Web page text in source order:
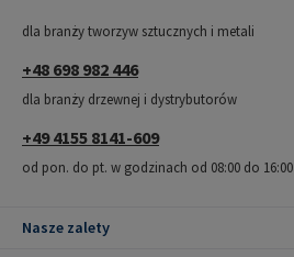
dla branży tworzyw sztucznych i metali
+48 698 982 446
dla branży drzewnej i dystrybutorów
+49 4155 8141-609
od pon. do pt. w godzinach od 08:00 do 16:00
Nasze zalety